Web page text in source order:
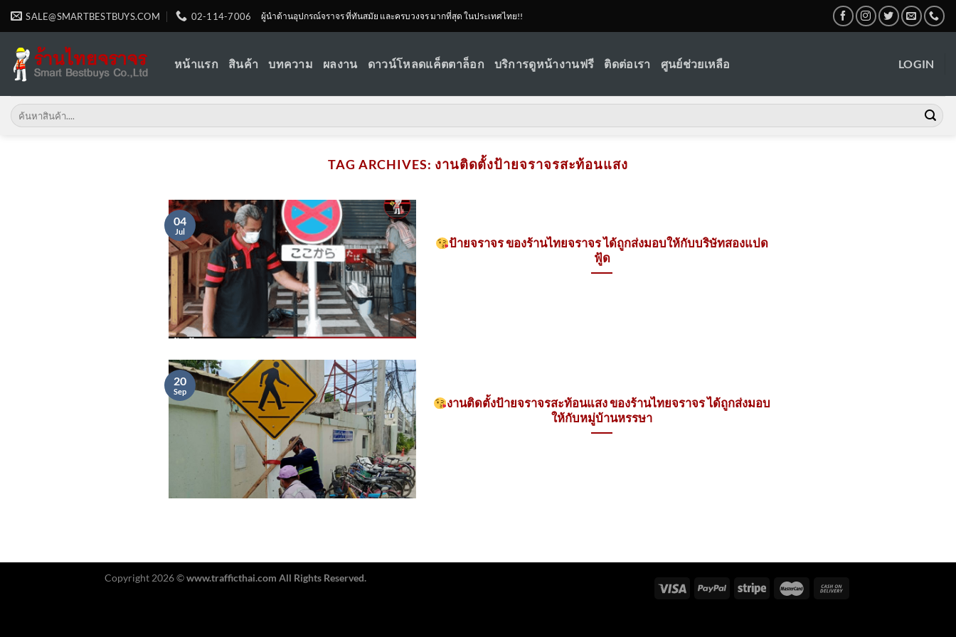
Skip
SALE@SMARTBESTBUYS.COM 02-114-7006 ผู้นำด้านอุปกรณ์จราจร ที่ทันสมัย และครบวงจร มากที่สุด ในประเทศไทย!!
หน้าแรก สินค้า บทความ ผลงาน ดาวน์โหลดแค็ตตาล็อก บริการดูหน้างานฟรี ติดต่อเรา ศูนย์ช่วยเหลือ LOGIN
Search
for:
TAG ARCHIVES: งานติดตั้งป้ายจราจรสะท้อนแสง
ป้ายจราจร ของร้านไทยจราจร ได้ถูกส่งมอบให้กับบริษัทสองแปด
ฟู้ด
04
Jul
งานติดตั้งป้ายจราจรสะท้อนแสง ของร้านไทยจราจร ได้ถูกส่งมอบ
ให้กับหมู่บ้านหรรษา
20
Sep
Copyright 2026 ©www.trafficthai.com All Rights Reserved.